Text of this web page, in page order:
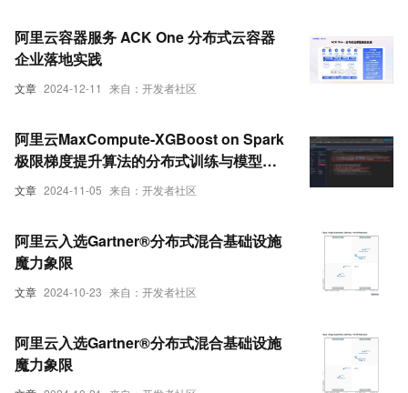
文章 2024-12-11 来自：开发者社区
阿里云容器服务 ACK One 分布式云容器
企业落地实践
文章 2024-11-05 来自：开发者社区
阿里云MaxCompute-XGBoost on Spark
极限梯度提升算法的分布式训练与模型持
久化oss的实现与代码浅析
文章 2024-10-23 来自：开发者社区
阿里云入选Gartner®分布式混合基础设施
魔力象限
阿里云入选Gartner®分布式混合基础设施
魔力象限